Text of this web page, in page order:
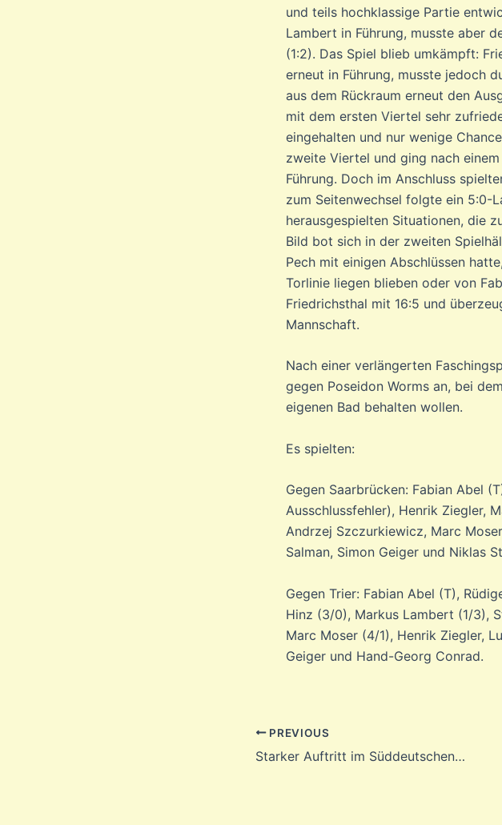
und teils hochklassige Partie
Lambert in Führung, musste aber
(1:2). Das Spiel blieb umkämpft:
erneut in Führung, musste jedoch
aus dem Rückraum erneut den
mit dem ersten Viertel sehr
eingehalten und nur wenige
zweite Viertel und ging nach
Führung. Doch im Anschluss
zum Seitenwechsel folgte ein 5:0-
herausgespielten Situationen, die
Bild bot sich in der zweiten
Pech mit einigen Abschlüssen
Torlinie liegen blieben oder von
Friedrichsthal mit 16:5 und
Mannschaft.
Nach einer verlängerten
gegen Poseidon Worms an, bei
eigenen Bad behalten wollen.
Es spielten:
Gegen Saarbrücken: Fabian Abel
Ausschlussfehler), Henrik Ziegler,
Andrzej Szczurkiewicz, Marc
Salman, Simon Geiger und Niklas
Gegen Trier: Fabian Abel (T),
Hinz (3/0), Markus Lambert (1/3),
Marc Moser (4/1), Henrik Ziegler,
Geiger und Hand-Georg Conrad.
Post
navigation
PREVIOUS
Starker Auftritt im Süddeutschen Pokal